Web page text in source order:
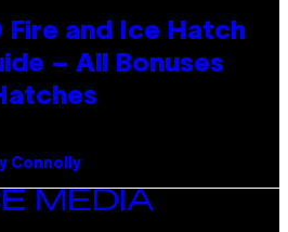
Fire and Ice Hatch
– All Bonuses
Connolly